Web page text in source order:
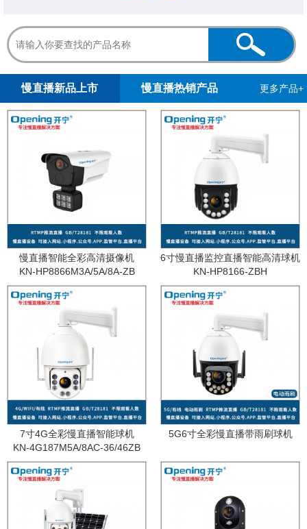
慢直播新品上市 慢直播热销产品 更多产品+
慢直播智能全彩高清摄像机
KN-HP8866M3A/5A/8A-ZB
6寸慢直播监控直播智能高清球机
KN-HP8166-ZBH
7寸4G全彩慢直播智能球机
KN-4G187M5A/8AC-36/46ZB
5G6寸全彩慢直播带雨刷球机